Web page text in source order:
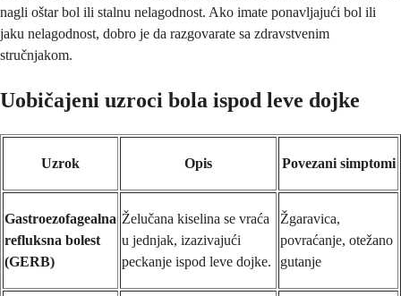
nagli oštar bol ili stalnu nelagodnost. Ako imate ponavljajući bol ili
jaku nelagodnost, dobro je da razgovarate sa zdravstvenim
stručnjakom.
Uobičajeni uzroci bola ispod leve dojke
Uzrok Opis Povezani simptomi
Gastroezofagealna
refluksna bolest
(GERB)
Želučana kiselina se vraća
u jednjak, izazivajući
peckanje ispod leve dojke.
Žgaravica,
povraćanje, otežano
gutanje